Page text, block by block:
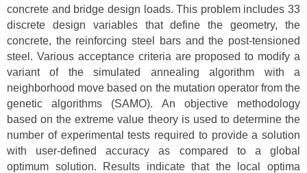
concrete and bridge design loads. This problem includes 33
discrete design variables that define the geometry, the
concrete, the reinforcing steel bars and the post-tensioned
steel. Various acceptance criteria are proposed to modify a
variant of the simulated annealing algorithm with a
neighborhood move based on the mutation operator from the
genetic algorithms (SAMO). An objective methodology
based on the extreme value theory is used to determine the
number of experimental tests required to provide a solution
with user-defined accuracy as compared to a global
optimum solution. Results indicate that the local optima